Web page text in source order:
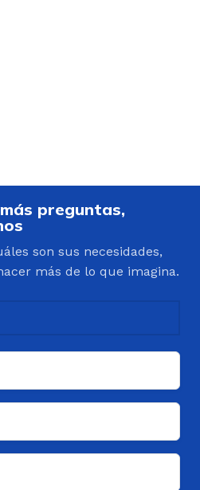
preguntas,
son sus necesidades,
más de lo que imagina.